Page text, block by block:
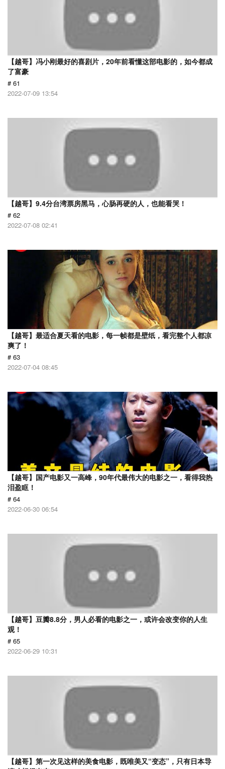
【越哥】冯小刚最好的喜剧片，20年前看懂这部电影的，如今都成
了富豪
# 61
2022-07-09 13:54
【越哥】9.4分台湾票房黑马，心肠再硬的人，也能看哭！
# 62
2022-07-08 02:41
【越哥】最适合夏天看的电影，每一帧都是壁纸，看完整个人都凉
爽了！
# 63
2022-07-04 08:45
【越哥】国产电影又一高峰，90年代最伟大的电影之一，看得我热
泪盈眶！
# 64
2022-06-30 06:54
【越哥】豆瓣8.8分，男人必看的电影之一，或许会改变你的人生
观！
# 65
2022-06-29 10:31
【越哥】第一次见这样的美食电影，既唯美又“变态”，只有日本导